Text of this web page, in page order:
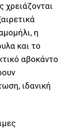
χρειάζονται
η
και το
αβοκάντο
ιδανική